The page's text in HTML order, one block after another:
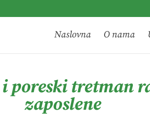
Naslovna O nama
poreski tretman
zaposlene